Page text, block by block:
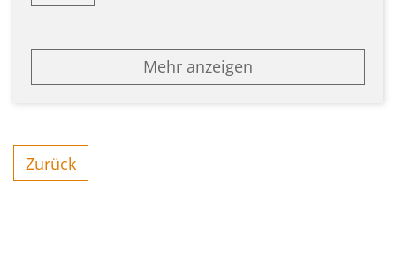
Mehr anzeigen
Zurück